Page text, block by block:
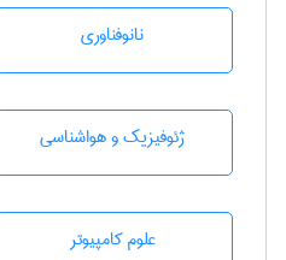
نانوفناوری
ژئوفيزيك و هواشناسی
علوم کامپیوتر